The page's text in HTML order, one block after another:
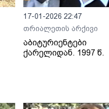
17-01-2026 22:47
თრიალეთის არქივი
აბიტურიენტები
ქარელიდან. 1997 წ.